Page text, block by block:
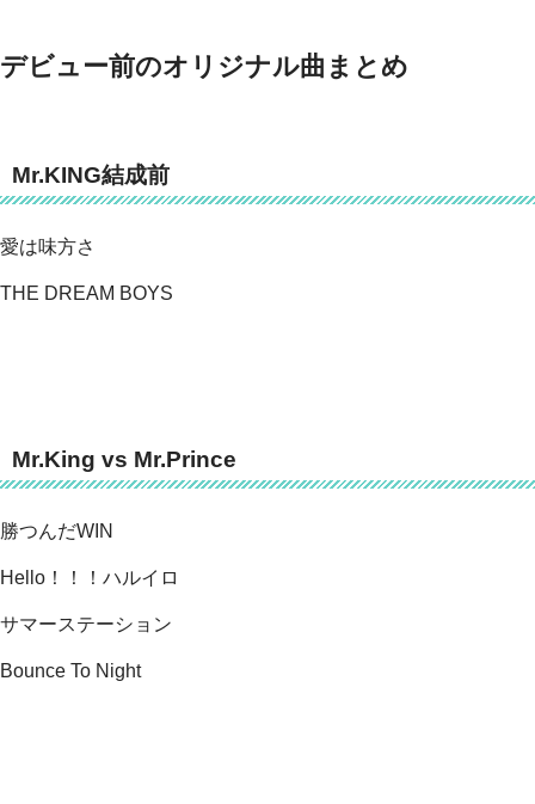
デビュー前のオリジナル曲まとめ
Mr.KING結成前
愛は味方さ
THE DREAM BOYS
Mr.King vs Mr.Prince
勝つんだWIN
Hello！！！ハルイロ
サマーステーション
Bounce To Night